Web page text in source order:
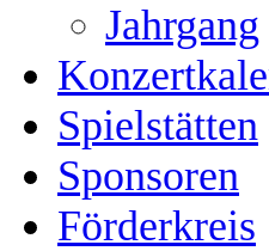
Jahrgang
Spielstätten
Sponsoren
Förderkreis